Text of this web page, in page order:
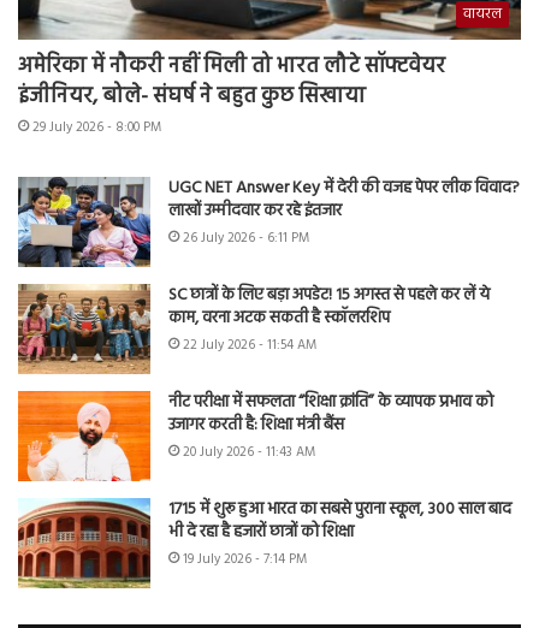
वायरल
अमेरिका में नौकरी नहीं मिली तो भारत लौटे सॉफ्टवेयर
इंजीनियर, बोले- संघर्ष ने बहुत कुछ सिखाया
29 July 2026 - 8:00 PM
UGC NET Answer Key में देरी की वजह पेपर लीक विवाद?
लाखों उम्मीदवार कर रहे इंतजार
26 July 2026 - 6:11 PM
SC छात्रों के लिए बड़ा अपडेट! 15 अगस्त से पहले कर लें ये
काम, वरना अटक सकती है स्कॉलरशिप
22 July 2026 - 11:54 AM
नीट परीक्षा में सफलता “शिक्षा क्रांति” के व्यापक प्रभाव को
उजागर करती है: शिक्षा मंत्री बैंस
20 July 2026 - 11:43 AM
1715 में शुरू हुआ भारत का सबसे पुराना स्कूल, 300 साल बाद
भी दे रहा है हजारों छात्रों को शिक्षा
19 July 2026 - 7:14 PM